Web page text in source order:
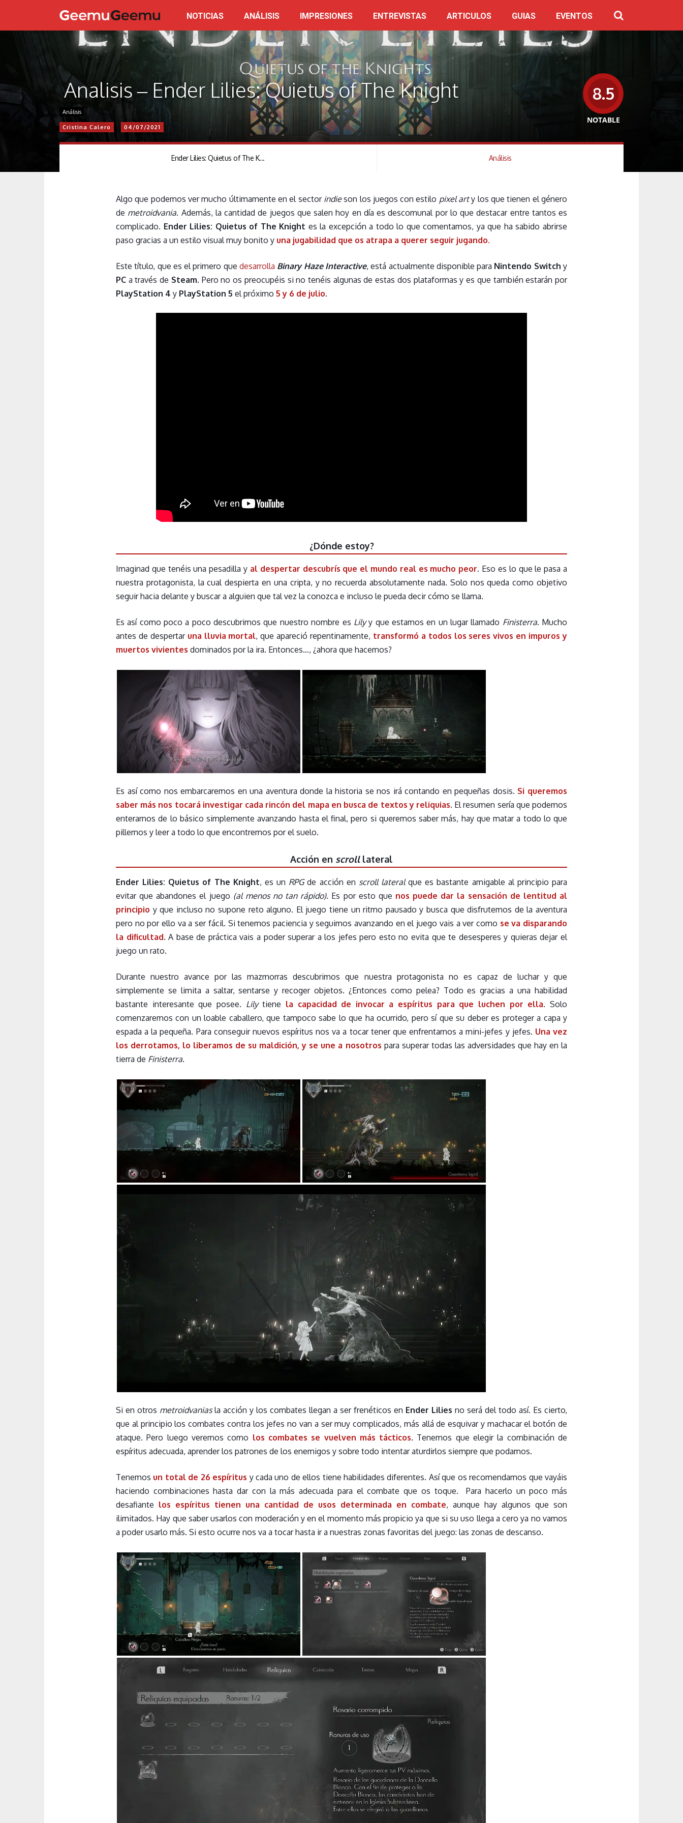
NOTICIAS ANÁLISIS IMPRESIONES ENTREVISTAS ARTICULOS GUIAS EVENTOS
Analisis – Ender Lilies: Quietus of The Knight
Análisis
Cristina Calero 04/07/2021
8.5
NOTABLE
Ender Lilies: Quietus of The K... Análisis
Algo que podemos ver mucho últimamente en el sector indieson los juegos con estilo pixel arty los que tienen el género
de metroidvania. Además, la cantidad de juegos que salen hoy en día es descomunal por lo que destacar entre tantos es
complicado. Ender Lilies: Quietus of The Knight es la excepción a todo lo que comentamos, ya que ha sabido abrirse
paso gracias a un estilo visual muy bonito y una jugabilidad que os atrapa a querer seguir jugando.
Este título, que es el primero quedesarrolla Binary Haze Interactive, está actualmente disponible para Nintendo Switch y
PC a través de Steam. Pero no os preocupéis si no tenéis algunas de estas dos plataformas y es que también estarán por
PlayStation 4 y PlayStation 5 el próximo 5 y 6 de julio.
¿Dónde estoy?
Imaginad que tenéis una pesadilla y al despertar descubrís que el mundo real es mucho peor. Eso es lo que le pasa a
nuestra protagonista, la cual despierta en una cripta, y no recuerda absolutamente nada. Solo nos queda como objetivo
seguir hacia delante y buscar a alguien que tal vez la conozca e incluso le pueda decir cómo se llama.
Es así como poco a poco descubrimos que nuestro nombre es Lilyy que estamos en un lugar llamado Finisterra. Mucho
antes de despertar una lluvia mortal, que apareció repentinamente, transformó a todos los seres vivos en impuros y
muertos vivientes dominados por la ira. Entonces…, ¿ahora que hacemos?
Es así como nos embarcaremos en una aventura donde la historia se nos irá contando en pequeñas dosis. Si queremos
saber más nos tocará investigar cada rincón del mapa en busca de textos y reliquias. El resumen sería que podemos
enterarnos de lo básico simplemente avanzando hasta el final, pero si queremos saber más, hay que matar a todo lo que
pillemos y leer a todo lo que encontremos por el suelo.
Acción en scrolllateral
Ender Lilies: Quietus of The Knight, es un RPGde acción en scroll lateralque es bastante amigable al principio para
evitar que abandones el juego (al menos no tan rápido). Es por esto que nos puede dar la sensación de lentitud al
principio y que incluso no supone reto alguno. El juego tiene un ritmo pausado y busca que disfrutemos de la aventura
pero no por ello va a ser fácil. Si tenemos paciencia y seguimos avanzando en el juego vais a ver como se va disparando
la dificultad. A base de práctica vais a poder superar a los jefes pero esto no evita que te desesperes y quieras dejar el
juego un rato.
Durante nuestro avance por las mazmorras descubrimos que nuestra protagonista no es capaz de luchar y que
simplemente se limita a saltar, sentarse y recoger objetos. ¿Entonces como pelea? Todo es gracias a una habilidad
bastante interesante que posee. Lilytiene la capacidad de invocar a espíritus para que luchen por ella. Solo
comenzaremos con un loable caballero, que tampoco sabe lo que ha ocurrido, pero sí que su deber es proteger a capa y
espada a la pequeña. Para conseguir nuevos espíritus nos va a tocar tener que enfrentarnos a mini-jefes y jefes. Una vez
los derrotamos, lo liberamos de su maldición, y se une a nosotros para superar todas las adversidades que hay en la
tierra de Finisterra.
Si en otros metroidvaniasla acción y los combates llegan a ser frenéticos en Ender Lilies no será del todo así. Es cierto,
que al principio los combates contra los jefes no van a ser muy complicados, más allá de esquivar y machacar el botón de
ataque. Pero luego veremos como los combates se vuelven más tácticos. Tenemos que elegir la combinación de
espíritus adecuada, aprender los patrones de los enemigos y sobre todo intentar aturdirlos siempre que podamos.
Tenemos un total de 26 espíritus y cada uno de ellos tiene habilidades diferentes. Así que os recomendamos que vayáis
haciendo combinaciones hasta dar con la más adecuada para el combate que os toque. Para hacerlo un poco más
desafiante los espíritus tienen una cantidad de usos determinada en combate, aunque hay algunos que son
ilimitados. Hay que saber usarlos con moderación y en el momento más propicio ya que si su uso llega a cero ya no vamos
a poder usarlo más. Si esto ocurre nos va a tocar hasta ir a nuestras zonas favoritas del juego: las zonas de descanso.